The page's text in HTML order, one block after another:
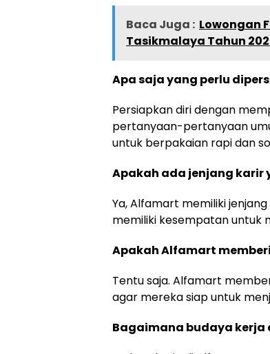
Baca Juga : Lowongan
Tasikmalaya Tahun
Apa saja yang perlu
Persiapkan diri dengan
pertanyaan-pertanyaan
untuk berpakaian rapi dan
Apakah ada jenjang karir
Ya, Alfamart memiliki
memiliki kesempatan untuk
Apakah Alfamart
Tentu saja. Alfamart
agar mereka siap untuk
Bagaimana budaya kerja